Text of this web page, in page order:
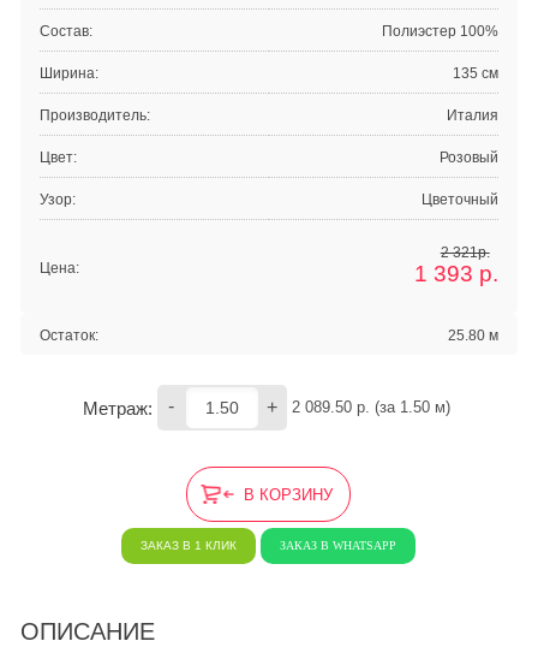
Состав: Полиэстер 100%
Ширина: 135 см
Производитель: Италия
Цвет: Розовый
Узор: Цветочный
Цена:
2 321р.
1 393 р.
Остаток: 25.80 м
Метраж: - + 2 089.50 р. (за 1.50 м)
В КОРЗИНУ
ЗАКАЗ В 1 КЛИК ЗАКАЗ В WHATSAPP
ОПИСАНИЕ